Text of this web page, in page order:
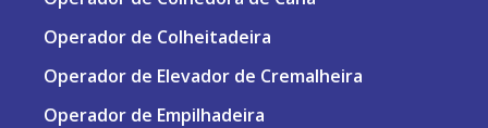
Operador de Colheitadeira
Operador de Elevador de Cremalheira
Operador de Empilhadeira